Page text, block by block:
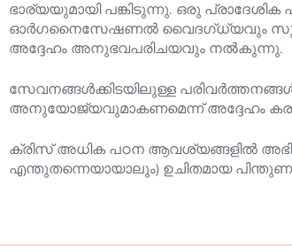
ഭാര്യയുമായി പങ്കിടുന്നു. ഒരു
ഓർഗനൈസേഷണൽ വൈദഗ്ധ്യവും
അദ്ദേഹം അനുഭവപരിചയവും നൽകുന്നു.
സേവനങ്ങൾക്കിടയിലുള്ള
അനുയോജ്യവുമാകണമെന്ന് അദ്ദേഹം
ക്രിസ് അധിക പഠന ആവശ്യങ്ങളിൽ
എന്തുതന്നെയായാലും) ഉചിതമായ പിന്തുണ